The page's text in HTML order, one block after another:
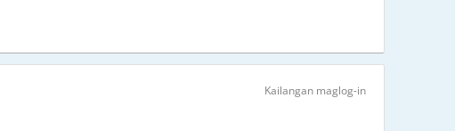
Kailangan maglog-in